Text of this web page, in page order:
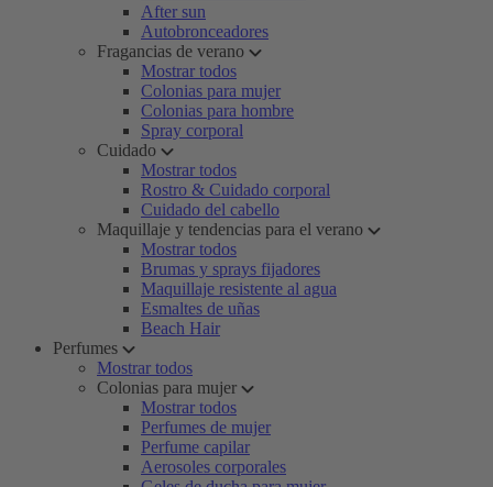
After sun
Autobronceadores
Fragancias de verano
Mostrar todos
Colonias para mujer
Colonias para hombre
Spray corporal
Cuidado
Mostrar todos
Rostro & Cuidado corporal
Cuidado del cabello
Maquillaje y tendencias para el verano
Mostrar todos
Brumas y sprays fijadores
Maquillaje resistente al agua
Esmaltes de uñas
Beach Hair
Perfumes
Mostrar todos
Colonias para mujer
Mostrar todos
Perfumes de mujer
Perfume capilar
Aerosoles corporales